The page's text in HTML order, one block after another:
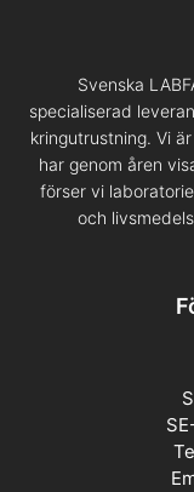
Svenska
specialiserad
kringutrustning. Vi
har genom åren
förser vi
och